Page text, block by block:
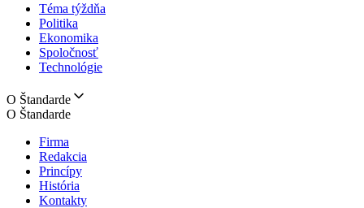
Téma týždňa
Politika
Ekonomika
Spoločnosť
Technológie
O Štandarde
O Štandarde
Firma
Redakcia
Princípy
História
Kontakty